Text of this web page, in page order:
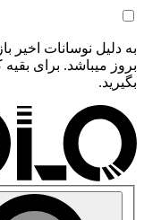
به دلیل نوسانات اخیر
بروز میباشد. برای
بگیرید.